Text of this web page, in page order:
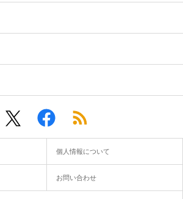
個人情報について
お問い合わせ